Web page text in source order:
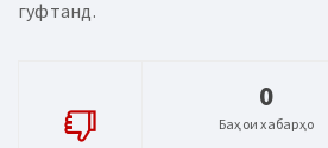
гуфтанд.
0
Баҳои хабарҳо